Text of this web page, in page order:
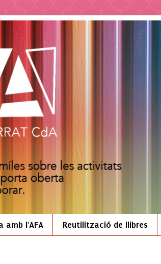
amb l'AFA Reutilització de llibres